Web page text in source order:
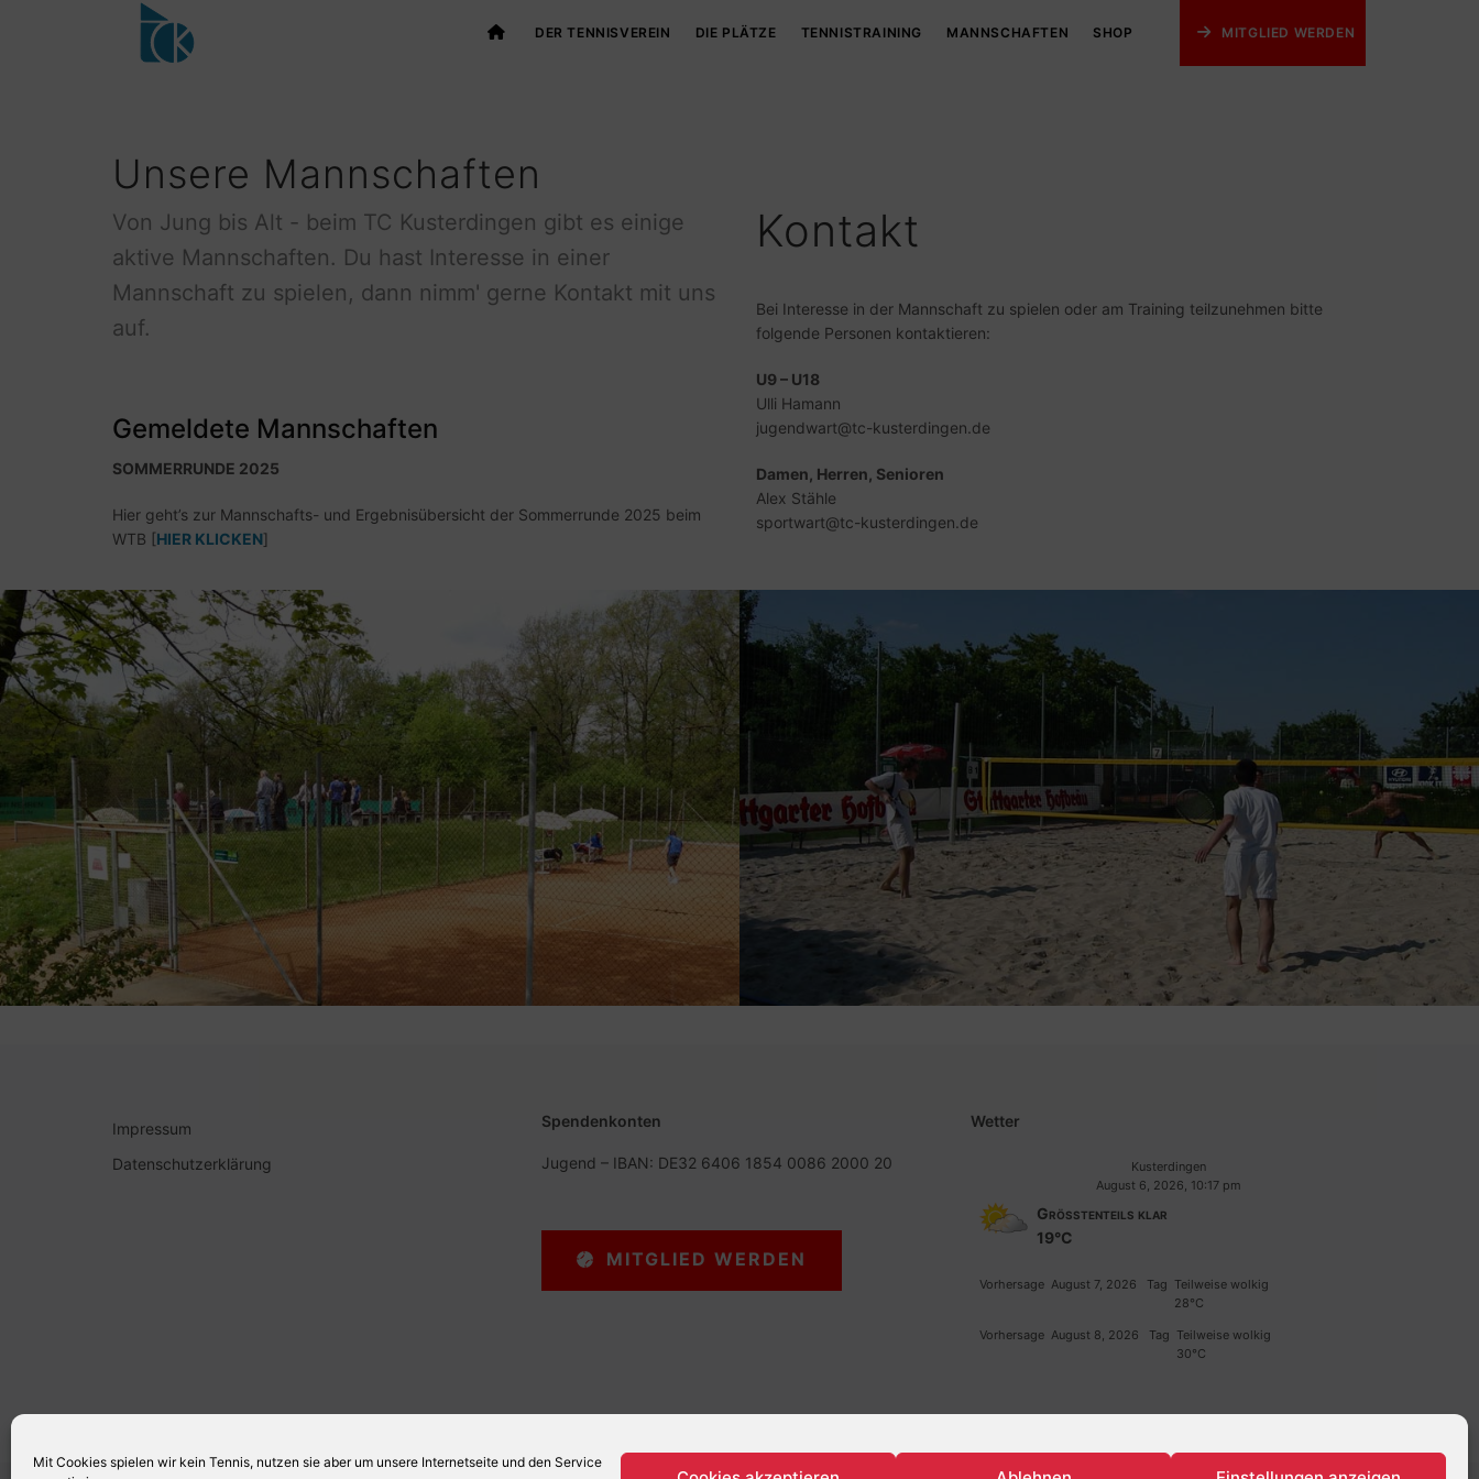
Mit Cookies spielen wir kein Tennis, nutzen sie aber um unsere Internetseite und den Service
DER TENNISVEREIN DIE PLÄTZE TENNISTRAINING MANNSCHAFTEN SHOP MITGLIED WERDEN
Unsere Mannschaften
Von Jung bis Alt - beim TC Kusterdingen gibt es einige
aktive Mannschaften. Du hast Interesse in einer
Mannschaft zu spielen, dann nimm' gerne Kontakt mit uns
auf.
Gemeldete Mannschaften
SOMMERRUNDE 2025
Hier geht’s zur Mannschafts- und Ergebnisübersicht der Sommerrunde 2025 beim
WTB [HIER KLICKEN]
Kontakt
Bei Interesse in der Mannschaft zu spielen oder am Training teilzunehmen bitte
folgende Personen kontaktieren:
U9 – U18
Ulli Hamann
jugendwart@tc-kusterdingen.de
Damen, Herren, Senioren
Alex Stähle
sportwart@tc-kusterdingen.de
Impressum
Datenschutzerklärung
Spendenkonten
Jugend – IBAN: DE32 6406 1854 0086 2000 20
MITGLIED WERDEN
Wetter
Kusterdingen
August 6, 2026, 10:17 pm
Größtenteils klar
19°C
Vorhersage August 7, 2026 Tag Teilweise wolkig
28°C
Vorhersage August 8, 2026 Tag Teilweise wolkig
30°C